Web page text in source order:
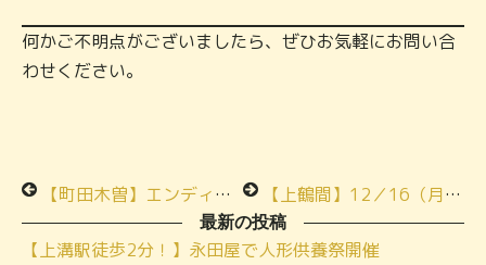
何かご不明点がございましたら、ぜひお気軽にお問い合
わせください。
【町田木曽】エンディングノートの書き方講座ご参加ありがとうございます 【上鶴間】12／16（月）季節のお料理お食事会ご案内
最新の投稿
【上溝駅徒歩2分！】永田屋で人形供養祭開催